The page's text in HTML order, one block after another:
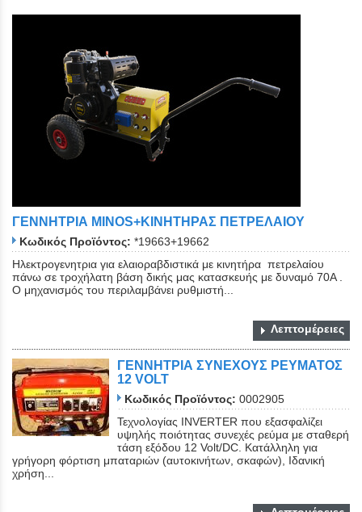
ΓΕΝΝΗΤΡΙΑ MINOS+ΚΙΝΗΤΗΡΑΣ ΠΕΤΡΕΛΑΙΟΥ
Κωδικός Προϊόντος: *19663+19662
Ηλεκτρογενητρια για ελαιοραβδιστικά με κινητήρα πετρελαίου
πάνω σε τροχήλατη βάση δικής μας κατασκευής με δυναμό 70A .
Ο μηχανισμός του περιλαμβάνει ρυθμιστή...
Λεπτομέρειες
ΓΕΝΝΗΤΡΙΑ ΣΥΝΕΧΟΥΣ ΡΕΥΜΑΤΟΣ
12 VOLT
Κωδικός Προϊόντος: 0002905
Τεχνολογίας INVERTER που εξασφαλίζει
υψηλής ποιότητας συνεχές ρεύμα με σταθερή
τάση εξόδου 12 Volt/DC. Κατάλληλη για
γρήγορη φόρτιση μπαταριών (αυτοκινήτων, σκαφών), Ιδανική
χρήση...